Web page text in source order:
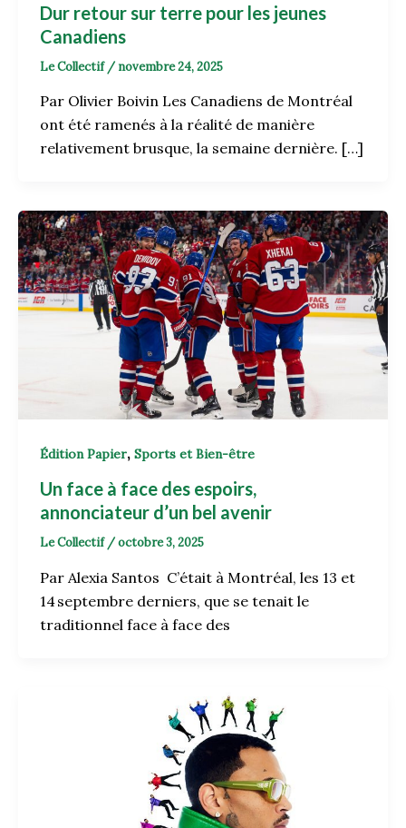
Dur retour sur terre pour les jeunes
Canadiens
Le Collectif / novembre 24, 2025
Par Olivier Boivin Les Canadiens de Montréal
ont été ramenés à la réalité de manière
relativement brusque, la semaine dernière. […]
Édition Papier, Sports et Bien-être
Un face à face des espoirs,
annonciateur d’un bel avenir
Le Collectif /octobre 3, 2025
Par Alexia Santos C’était à Montréal, les 13 et
14 septembre derniers, que se tenait le
traditionnel face à face des